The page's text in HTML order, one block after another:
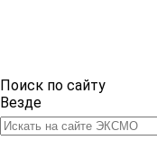
Поиск по сайту
Везде